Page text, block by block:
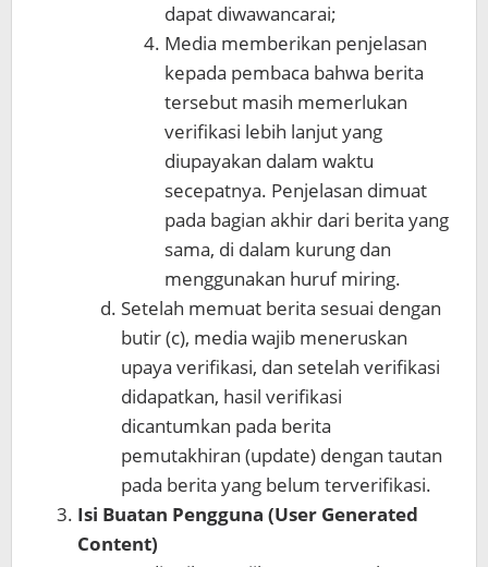
dapat diwawancarai;
Media memberikan penjelasan
kepada pembaca bahwa berita
tersebut masih memerlukan
verifikasi lebih lanjut yang
diupayakan dalam waktu
secepatnya. Penjelasan dimuat
pada bagian akhir dari berita yang
sama, di dalam kurung dan
menggunakan huruf miring.
Setelah memuat berita sesuai dengan
butir (c), media wajib meneruskan
upaya verifikasi, dan setelah verifikasi
didapatkan, hasil verifikasi
dicantumkan pada berita
pemutakhiran (update) dengan tautan
pada berita yang belum terverifikasi.
Isi Buatan Pengguna (User Generated
Content)